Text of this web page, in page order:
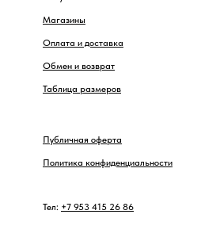
Магазины
Оплата и доставка
Обмен и возврат
Таблица размеров
Публичная оферта
Политика конфиденциальности
Тел: +7 953 415 26 86